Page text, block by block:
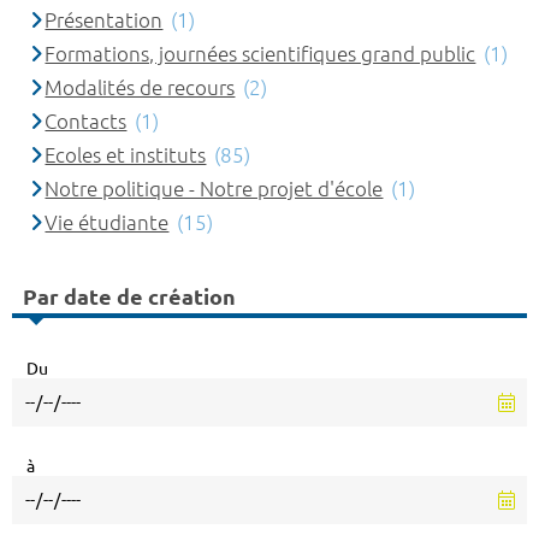
Présentation (1)
Formations, journées scientifiques grand public (1)
Modalités de recours (2)
Contacts (1)
Ecoles et instituts (85)
Notre politique - Notre projet d'école (1)
Vie étudiante (15)
Par date de création
Du
à